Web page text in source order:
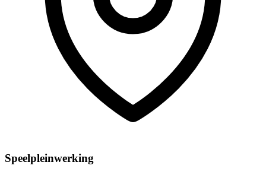
Speelpleinwerking